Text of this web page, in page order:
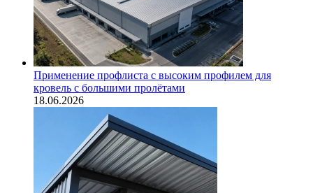
Применение профлиста с высоким профилем для
кровель с большими пролётами
18.06.2026